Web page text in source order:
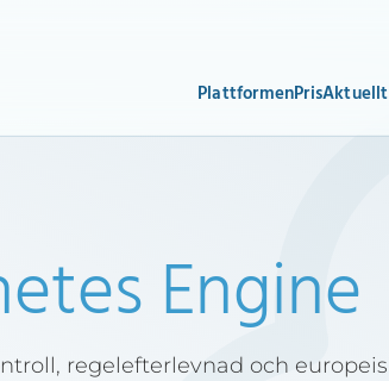
PlattformenPrisAktuellt
Engine
regelefterlevnad och